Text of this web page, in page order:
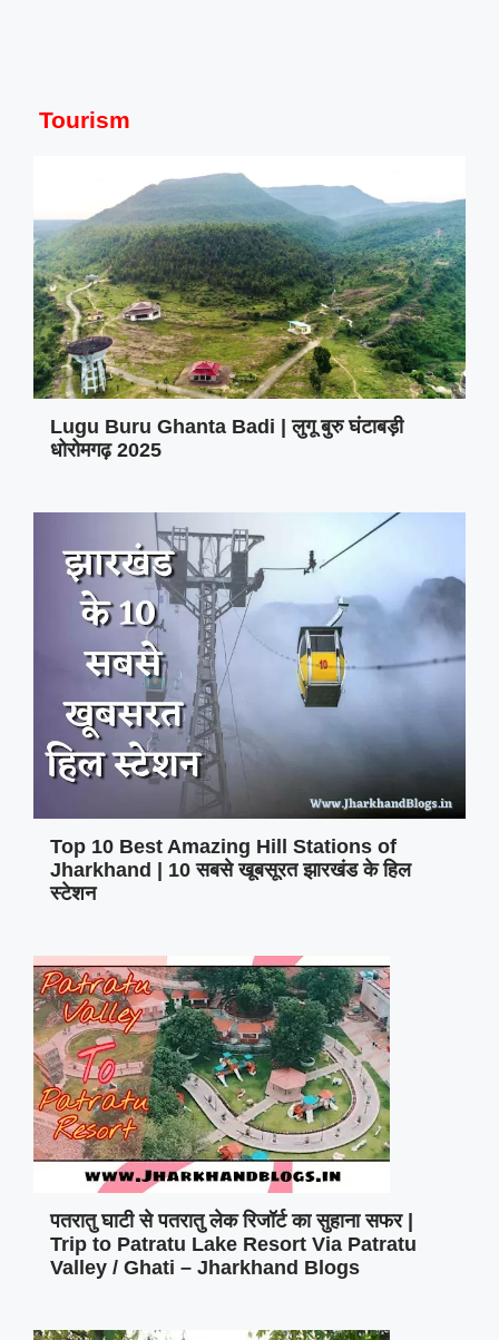
Tourism
Lugu Buru Ghanta Badi | लुगू बुरु घंटाबड़ी
धोरोमगढ़ 2025
Top 10 Best Amazing Hill Stations of
Jharkhand | 10 सबसे खूबसूरत झारखंड के हिल
स्टेशन
पतरातु घाटी से पतरातु लेक रिजॉर्ट का सुहाना सफर |
Trip to Patratu Lake Resort Via Patratu
Valley / Ghati – Jharkhand Blogs